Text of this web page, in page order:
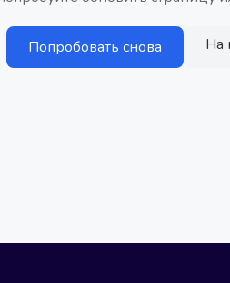
Попробовать снова На